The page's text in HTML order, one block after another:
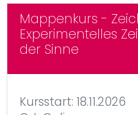
Mappenkurs -
Experimentelles
der Sinne
Kursstart: 18.11.2026